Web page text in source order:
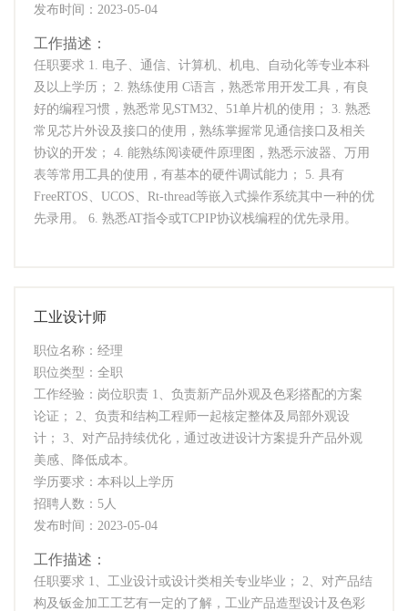
发布时间：2023-05-04
工作描述：
任职要求 1. 电子、通信、计算机、机电、自动化等专业本科
及以上学历； 2. 熟练使用 C语言，熟悉常用开发工具，有良
好的编程习惯，熟悉常见STM32、51单片机的使用； 3. 熟悉
常见芯片外设及接口的使用，熟练掌握常见通信接口及相关
协议的开发； 4. 能熟练阅读硬件原理图，熟悉示波器、万用
表等常用工具的使用，有基本的硬件调试能力； 5. 具有
FreeRTOS、UCOS、Rt-thread等嵌入式操作系统其中一种的优
先录用。 6. 熟悉AT指令或TCPIP协议栈编程的优先录用。
工业设计师
职位名称：经理
职位类型：全职
工作经验：岗位职责 1、负责新产品外观及色彩搭配的方案
论证； 2、负责和结构工程师一起核定整体及局部外观设
计； 3、对产品持续优化，通过改进设计方案提升产品外观
美感、降低成本。
学历要求：本科以上学历
招聘人数：5人
发布时间：2023-05-04
工作描述：
任职要求 1、工业设计或设计类相关专业毕业； 2、对产品结
构及钣金加工工艺有一定的了解，工业产品造型设计及色彩